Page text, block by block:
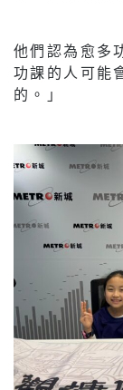
他們認為愈多
功課的人可能
的。」